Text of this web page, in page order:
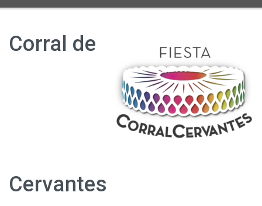
Corral de
Cervantes